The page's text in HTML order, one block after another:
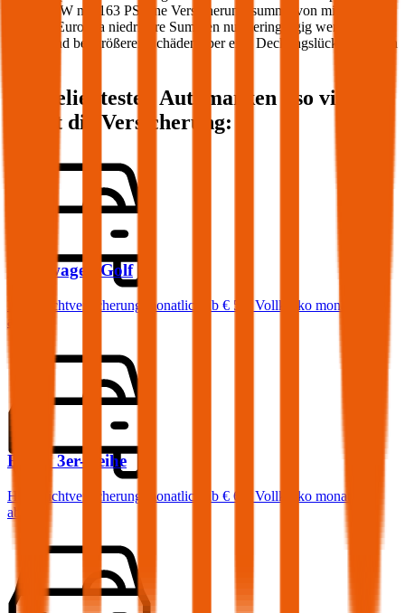
Ihren PKW mit
163 PS eine Versicherungssumme von mindestens
20 Mio. Euro, da niedrigere Summen nur geringfügig weniger
kosten und bei größeren Schäden aber eine Deckungslücke auftreten
Die beliebtesten Automarken - so viel
kostet die Versicherung:
Volkswagen Golf
Haftpflichtversicherung monatlich ab € 50
Vollkasko monatlich
ab …
BMW 3er-Reihe
Haftpflichtversicherung monatlich ab € 68
Vollkasko monatlich
ab …